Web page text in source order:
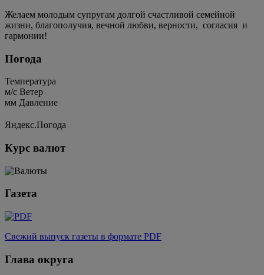
Желаем молодым супругам долгой счастливой семейной
жизни, благополучия, вечной любви, верности, согласия и
гармонии!
Погода
Температура
м/c Ветер
мм Давление
Яндекс.Погода
Курс валют
Газета
Свежий выпуск газеты в формате PDF
Глава округа